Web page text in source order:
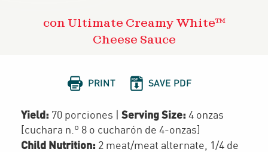
con Ultimate Creamy White™
Cheese Sauce
 PRINT  SAVE PDF
Yield: 70 porciones Serving Size: 4 onzas
[cuchara n.º 8 o cucharón de 4-onzas]
Child Nutrition: 2 meat/meat alternate
1/4 de